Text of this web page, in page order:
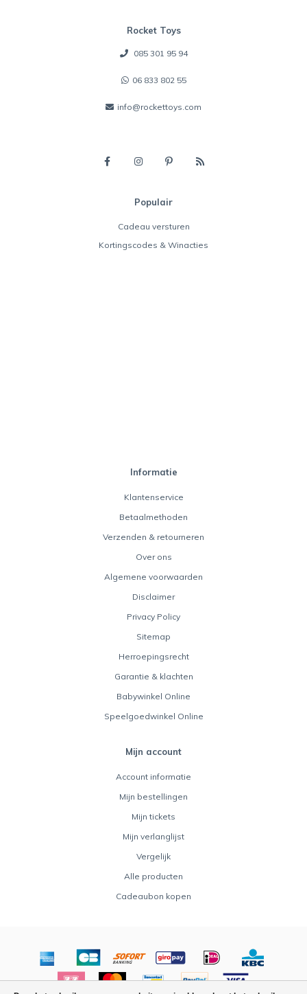
Rocket Toys
085 301 95 94
06 833 802 55
info@rockettoys.com
Populair
Cadeau versturen
Kortingscodes & Winacties
Informatie
Klantenservice
Betaalmethoden
Verzenden & retourneren
Over ons
Algemene voorwaarden
Disclaimer
Privacy Policy
Sitemap
Herroepingsrecht
Garantie & klachten
Babywinkel Online
Speelgoedwinkel Online
Mijn account
Account informatie
Mijn bestellingen
Mijn tickets
Mijn verlanglijst
Vergelijk
Alle producten
Cadeaubon kopen